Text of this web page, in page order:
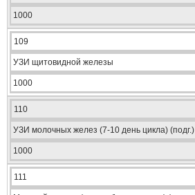
1000
109
УЗИ щитовидной железы
1000
110
УЗИ молочных желез (7-10 день цикла) (подг.)
1000
111